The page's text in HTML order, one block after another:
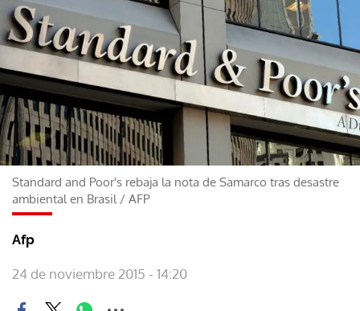
Standard and Poor's rebaja la nota de Samarco tras desastre
ambiental en Brasil / AFP
Afp
24 de noviembre 2015 - 14:20